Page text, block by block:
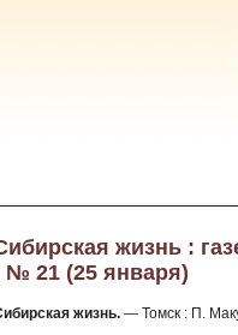
жизнь :
№ 21 (25 января)
жизнь. — Томск : П.